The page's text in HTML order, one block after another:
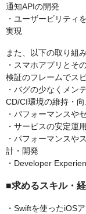
通知APIの開発
・ユーザービリティ
実現
また、以下の取り組
・スマホアプリとそ
検証のフレームでス
・バグの少なくメン
CD/CI環境の維持・
・パフォーマンスや
・サービスの安定運用
・パフォーマンスや
計・開発
・Developer
■求めるスキル・
・Swiftを使ったiOS